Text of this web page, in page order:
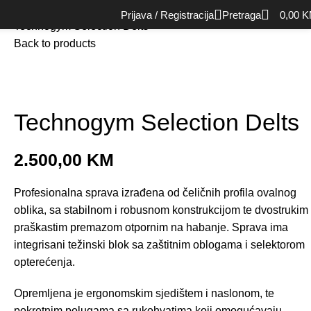
Prijava / Registracija Pretraga 0,00
Oprema za snagu (Strength)
Single mašine
Back to products
Technogym Selection Delts
2.500,00 KM
Profesionalna sprava izrađena od čeličnih profila ovalnog
oblika, sa stabilnom i robusnom konstrukcijom te dvostrukim
praškastim premazom otpornim na habanje. Sprava ima
integrisani težinski blok sa zaštitnim oblogama i selektorom
opterećenja.
Opremljena je ergonomskim sjedištem i naslonom, te